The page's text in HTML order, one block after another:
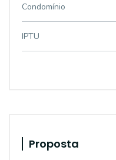
Condomínio
IPTU
Proposta